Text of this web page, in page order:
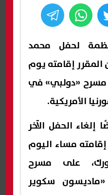
لحفل محمد
إقامته يوم
مسرح «دولبي» في
الأمريكية.
إلغاء الحفل الآخر
مساء اليوم
على مسرح
سكوير